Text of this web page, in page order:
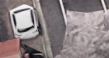
ン
テ
ン